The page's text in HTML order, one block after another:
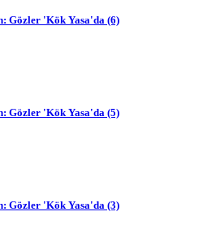
Gözler 'Kök Yasa'da (6)
Gözler 'Kök Yasa'da (5)
Gözler 'Kök Yasa'da (3)